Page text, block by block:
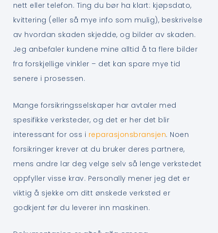
nett eller telefon. Ting du bør ha klart: kjøpsdato,
kvittering (eller så mye info som mulig), beskrivelse
av hvordan skaden skjedde, og bilder av skaden.
Jeg anbefaler kundene mine alltid å ta flere bilder
fra forskjellige vinkler – det kan spare mye tid
senere i prosessen.
Mange forsikringsselskaper har avtaler med
spesifikke verksteder, og det er her det blir
interessant for oss i reparasjonsbransjen. Noen
forsikringer krever at du bruker deres partnere,
mens andre lar deg velge selv så lenge verkstedet
oppfyller visse krav. Personally mener jeg det er
viktig å sjekke om ditt ønskede verksted er
godkjent før du leverer inn maskinen.